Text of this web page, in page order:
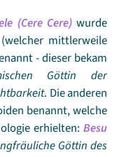
(Cere Cere) wurde
(welcher mittlerweile
- dieser bekam
Göttin der
. Die anderen
benannt, welche
erhielten:Besu
Göttin des